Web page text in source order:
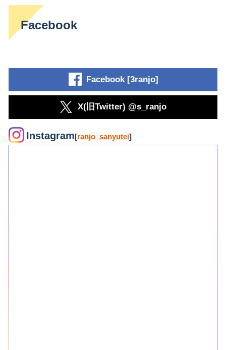
Facebook
Facebook [3ranjo]
X(旧Twitter) @s_ranjo
Instagram[ranjo_sanyutei]